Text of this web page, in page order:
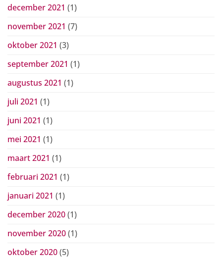
december 2021 (1)
november 2021 (7)
oktober 2021 (3)
september 2021 (1)
augustus 2021 (1)
juli 2021 (1)
juni 2021 (1)
mei 2021 (1)
maart 2021 (1)
februari 2021 (1)
januari 2021 (1)
december 2020(1)
november 2020(1)
oktober 2020(5)